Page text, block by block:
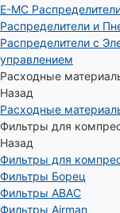
E-MC
Распределители и
Распределители с
управлением
Расходные
Назад
Расходные
Фильтры для
Назад
Фильтры для
Фильтры Борец
Фильтры ABAC
Фильтры Airman